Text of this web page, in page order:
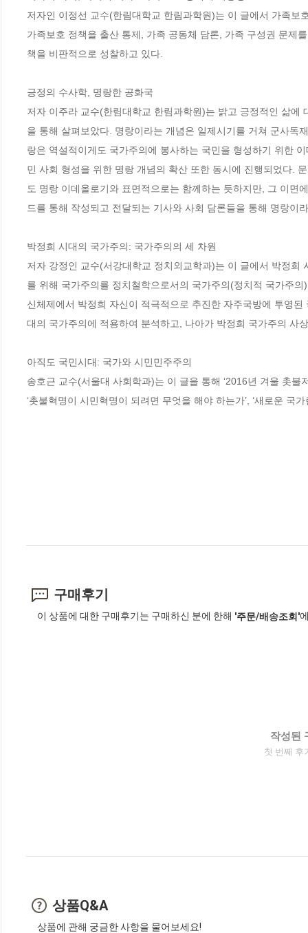
저자인 이정선 교수(한림대학교 한림과학원)는 이 글에서 가족
가족보호 정책을 출산 통제, 가족 공동체 담론, 가족 구성권 문제
책을 비판적으로 성찰하고 있다.
긍정의 수사학, 명랑한 공화국
저자 이주라 교수(한림대학교 한림과학원)는 밝고 긍정적인 삶에
을 통해 살펴보았다. 명랑이라는 개념은 일제시기를 거쳐 군사독
랑은 역설적이게도 국가주의에 봉사하는 국민을 형성하기 위한
민 사회 형성을 위한 명랑 개념의 확산 또한 동시에 진행되었다.
도 명랑 이데올로기와 표면적으로는 함께하는 듯하지만, 그 이
드를 통해 작성되고 전달되는 기사와 사회 담론들을 통해 명랑
박정희 시대의 국가주의: 국가주의의 세 차원
저자 강정인 교수(서강대학교 정치외교학과)는 이 글에서 박정
를 위해 국가주의를 정치철학으로서의 국가주의(정치적 국가주
신체제에서 박정희 자신이 적극적으로 추진한 자주국방에 투영
대의 국가주의에 적용하여 분석하고, 나아가 박정희 국가주의 사
아직도 국민시대: 국가와 시민민주주의
송호근 교수(서울대 사회학과)는 이 글을 통해 ‘2016년 겨울 촛
‘촛불혁명이 시민혁명이 되려면 무엇을 해야 하는가’, ‘새로운 국
구매후기
이 상품에 대한 구매후기는 구매하신 분에 한해 '주문/배송조회'
작성된
첫 번째 후
상품Q&A
상품에 관해 궁금한 사항을 물어보세요!